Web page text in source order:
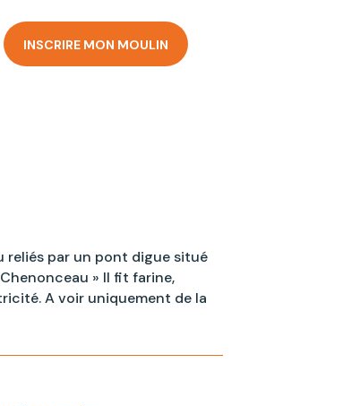
INSCRIRE MON MOULIN
reliés par un pont digue situé
» Il fit farine,
A voir uniquement de la